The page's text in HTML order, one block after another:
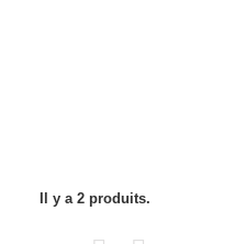
Il y a 2 produits.